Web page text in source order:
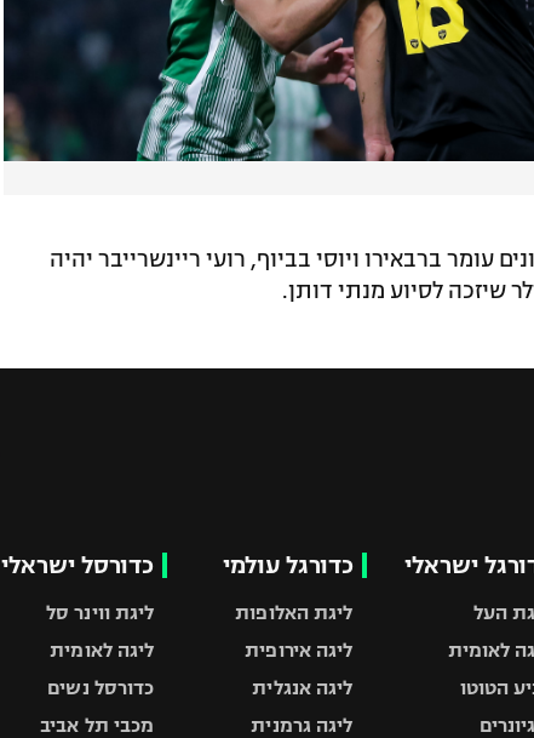
עומר ברבאירו ויוסי בביוף, רועי ריינשרייבר יהיה
שיזכה לסיוע מנתי דותן.
ישראלי
העל
לאומית
הטוטו
כדורגל עולמי
ליגת האלופות
ליגה אירופית
ליגה אנגלית
ליגה גרמנית
כדורסל ישראלי
ליגת ווינר סל
ליגה לאומית
כדורסל נשים
מכבי תל אביב